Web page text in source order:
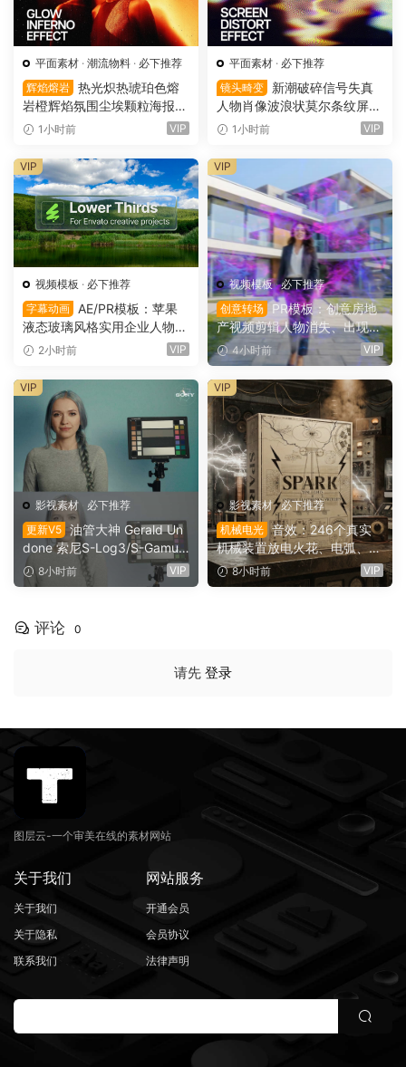
平面素材 · 潮流物料 · 必下推荐
辉焰熔岩 热光炽热琥珀色熔
岩橙辉焰氛围尘埃颗粒海报封
面设计PSD特效样机 Glow Inf
1小时前 VIP
平面素材 · 必下推荐
镜头畸变
新潮破碎信号失真
人物肖像波浪状莫尔条纹屏幕
畸变专辑封面音乐海报传单P
ortion Effect（16156）
1小时前 VIP
视频模板 · 必下推荐
字幕动画
AE/PR模板：苹果
液态玻璃风格实用企业人物宣
传下横栏字幕条文字标题动画
2小时前 VIP
VIP
视频模板·必下推荐
创意转场
PR模板：创意房地
产视频剪辑人物消失、出现电
影转场过渡（16154）
4小时前 VIP
VIP
影视素材 · 必下推荐
更新V5 油管大神 Gerald Un
done 索尼S-Log3/S-Gamut
3.Cine素材色彩还原、监看L
UT调色预设 Gerald Undone
2）
8小时前 VIP
VIP
影视素材·必下推荐
机械电光 音效：246个真实
机械装置放电火花、电弧、嗡
鸣、嗡鸣、机械激活冲击电影
游戏广告音效素材 SoundMor
8小时前 VIP
VIP
评论 0
请先 登录
图层云-一个审美在线的素材网站
关于我们
关于我们
关于隐私
联系我们
网站服务
开通会员
会员协议
法律声明